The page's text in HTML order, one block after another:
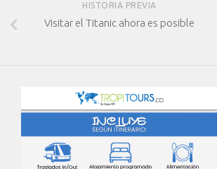
HISTORIA PREVIA
Visitar el Titanic ahora es posible